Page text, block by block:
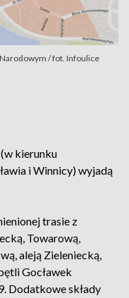
/ fot. Infoulice
kierunku
i Winnicy) wyjadą
trasie z
Towarową,
aleją Zieleniecką,
Gocławek
Dodatkowe składy